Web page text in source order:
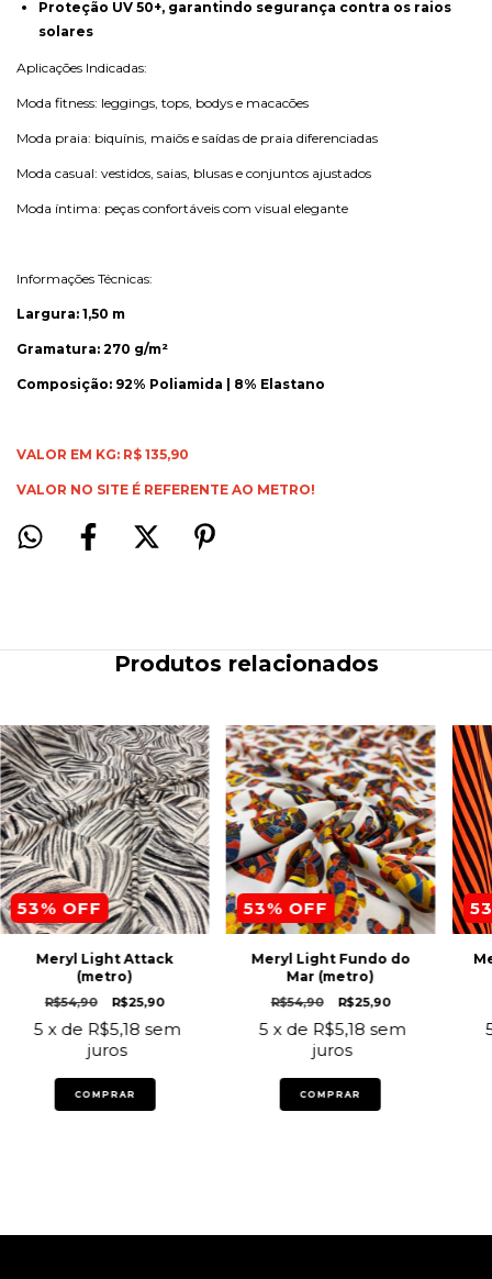
Proteção UV 50+, garantindo segurança contra os raios
solares
Aplicações Indicadas:
Moda fitness: leggings, tops, bodys e macacões
Moda praia: biquínis, maiôs e saídas de praia diferenciadas
Moda casual: vestidos, saias, blusas e conjuntos ajustados
Moda íntima: peças confortáveis com visual elegante
Informações Técnicas:
Largura: 1,50 m
Gramatura: 270 g/m²
Composição: 92% Poliamida | 8% Elastano
VALOR EM KG: R$ 135,90
VALOR NO SITE É REFERENTE AO METRO!
Produtos relacionados
53% OFF
Meryl Light Attack
(metro)
R$54,90 R$25,90
5 x de R$5,18 sem
juros
COMPRAR
53% OFF
Meryl Light Fundo do
Mar (metro)
R$54,90 R$25,90
5 x de R$5,18 sem
juros
COMPRAR
53